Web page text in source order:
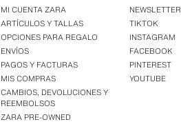
MI CUENTA ZARA
ARTÍCULOS Y TALLAS
OPCIONES PARA REGALO
ENVÍOS
PAGOS Y FACTURAS
MIS COMPRAS
CAMBIOS, DEVOLUCIONES Y
REEMBOLSOS
ZARA PRE-OWNED
NEWSLETTER
TIKTOK
INSTAGRAM
FACEBOOK
PINTEREST
YOUTUBE